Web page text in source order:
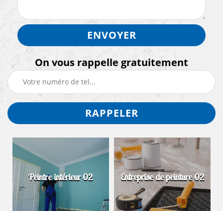
On vous rappelle gratuitement
Peintre intérieur 02 Entreprise de peinture 02